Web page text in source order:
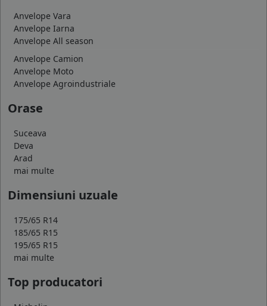
Anvelope Vara
Anvelope Iarna
Anvelope All season
Anvelope Camion
Anvelope Moto
Anvelope Agroindustriale
Orase
Suceava
Deva
Arad
mai multe
Dimensiuni uzuale
175/65 R14
185/65 R15
195/65 R15
mai multe
Top producatori